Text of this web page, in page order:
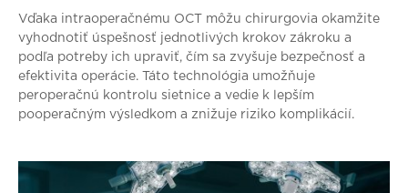
Vďaka intraoperačnému OCT môžu chirurgovia okamžite
vyhodnotiť úspešnosť jednotlivých krokov zákroku a
podľa potreby ich upraviť, čím sa zvyšuje bezpečnosť a
efektivita operácie. Táto technológia umožňuje
peroperačnú kontrolu sietnice a vedie k lepším
pooperačným výsledkom a znižuje riziko komplikácií.